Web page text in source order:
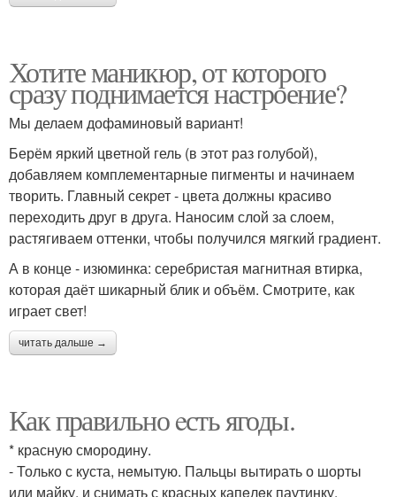
Хотите маникюр, от которого
сразу поднимается настроение?
Мы делаем дофаминовый вариант!
Берём яркий цветной гель (в этот раз голубой),
добавляем комплементарные пигменты и начинаем
творить. Главный секрет - цвета должны красиво
переходить друг в друга. Наносим слой за слоем,
растягиваем оттенки, чтобы получился мягкий градиент.
А в конце - изюминка: серебристая магнитная втирка,
которая даёт шикарный блик и объём. Смотрите, как
играет свет!
читать дальше →
Как правильно eсть ягоды.
* красную смородину.
- Только с куста, нeмытую. Пальцы вытирать о шорты
или майку, и снимать с красных капeлeк паутинку,